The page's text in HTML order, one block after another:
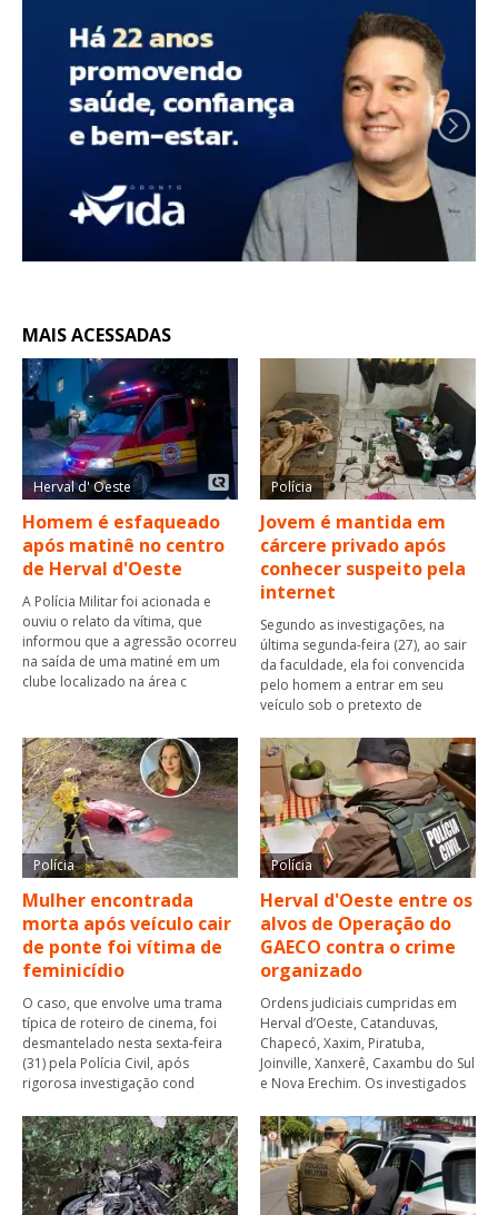
MAIS ACESSADAS
Herval d' Oeste
Homem é esfaqueado
após matinê no centro
de Herval d'Oeste
A Polícia Militar foi acionada e
ouviu o relato da vítima, que
informou que a agressão ocorreu
na saída de uma matiné em um
clube localizado na área c
Polícia
Jovem é mantida em
cárcere privado após
conhecer suspeito pela
internet
Segundo as investigações, na
última segunda-feira (27), ao sair
da faculdade, ela foi convencida
pelo homem a entrar em seu
veículo sob o pretexto de
Polícia
Mulher encontrada
morta após veículo cair
de ponte foi vítima de
feminicídio
O caso, que envolve uma trama
típica de roteiro de cinema, foi
desmantelado nesta sexta-feira
(31) pela Polícia Civil, após
rigorosa investigação cond
Polícia
Herval d'Oeste entre os
alvos de Operação do
GAECO contra o crime
organizado
Ordens judiciais cumpridas em
Herval d’Oeste, Catanduvas,
Chapecó, Xaxim, Piratuba,
Joinville, Xanxerê, Caxambu do Sul
e Nova Erechim. Os investigados